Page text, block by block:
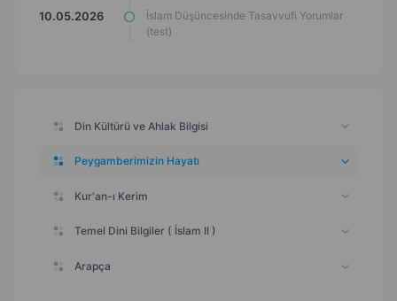
10.05.2026
İslam Düşüncesinde Tasavvufi Yorumlar
(test)
Din Kültürü ve Ahlak Bilgisi
Peygamberimizin Hayatı
Kur'an-ı Kerim
Temel Dini Bilgiler ( İslam II )
Arapça